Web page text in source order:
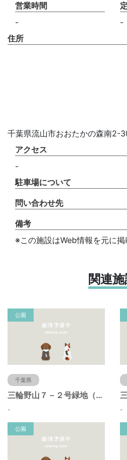
営業時間
-
-
住所
千葉県流山市おおたかの森南2-
アクセス
-
駐車場について
問い合わせ先
備考
※この施設はWeb情報を元に
関連
公園
千葉県
三輪野山７－２号緑地（千葉県流山市）
- -
公園